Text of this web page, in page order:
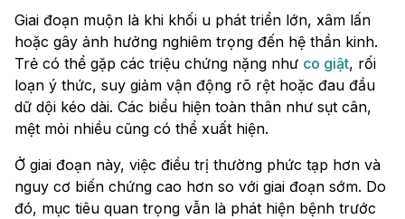
Giai đoạn muộn là khi khối u phát triển lớn, xâm lấn
hoặc gây ảnh hưởng nghiêm trọng đến hệ thần kinh.
Trẻ có thể gặp các triệu chứng nặng như co giật, rối
loạn ý thức, suy giảm vận động rõ rệt hoặc đau đầu
dữ dội kéo dài. Các biểu hiện toàn thân như sụt cân,
mệt mỏi nhiều cũng có thể xuất hiện.
Ở giai đoạn này, việc điều trị thường phức tạp hơn và
nguy cơ biến chứng cao hơn so với giai đoạn sớm. Do
đó, mục tiêu quan trọng vẫn là phát hiện bệnh trước